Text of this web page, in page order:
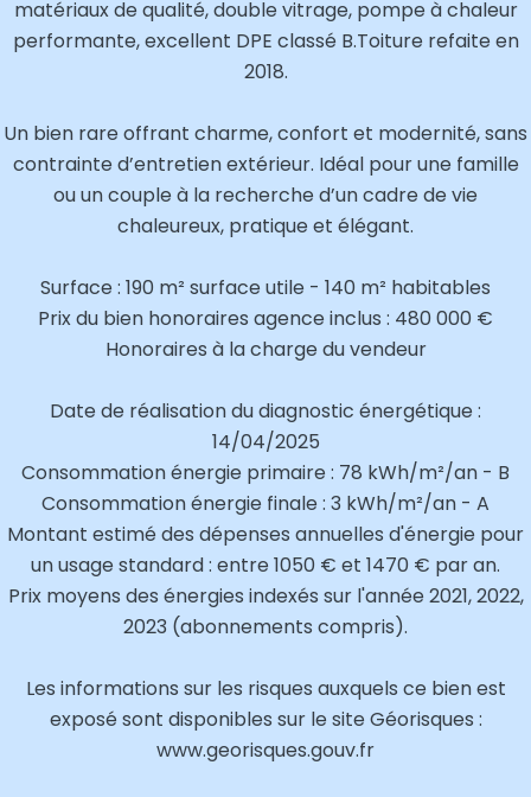
matériaux de qualité, double vitrage, pompe à chaleur
performante, excellent DPE classé B.Toiture refaite en
2018.
Un bien rare offrant charme, confort et modernité, sans
contrainte d’entretien extérieur. Idéal pour une famille
ou un couple à la recherche d’un cadre de vie
chaleureux, pratique et élégant.
Surface : 190 m² surface utile - 140 m² habitables
Prix du bien honoraires agence inclus : 480 000 €
Honoraires à la charge du vendeur
Date de réalisation du diagnostic énergétique :
14/04/2025
Consommation énergie primaire : 78 kWh/m²/an - B
Consommation énergie finale : 3 kWh/m²/an - A
Montant estimé des dépenses annuelles d'énergie pour
un usage standard : entre 1050 € et 1470 € par an.
Prix moyens des énergies indexés sur l'année 2021, 2022,
2023 (abonnements compris).
Les informations sur les risques auxquels ce bien est
exposé sont disponibles sur le site Géorisques :
www.georisques.gouv.fr